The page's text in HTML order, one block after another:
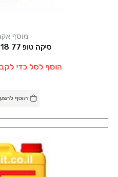
מוסף
סיקה טופ 77 18 ק"ג גילאר
הוסף לסל כדי
הוסף